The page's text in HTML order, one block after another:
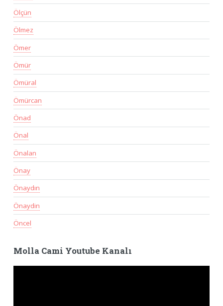
Ölçün
Ölmez
Ömer
Ömür
Ömüral
Ömürcan
Önad
Önal
Önalan
Önay
Önaydın
Önaydin
Öncel
Molla Cami Youtube Kanalı